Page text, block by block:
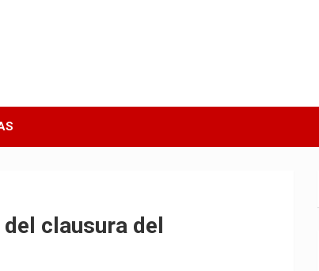
clausura del